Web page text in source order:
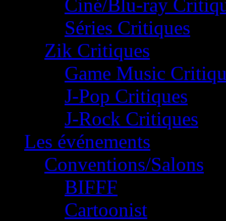
Ciné/Blu-ray
Séries Critiques
Zik Critiques
Game Music
J-Pop Critiques
J-Rock Critiques
Les événements
Conventions/Salons
BIFFF
Cartoonist